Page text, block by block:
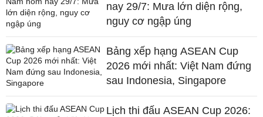
nay 29/7: Mưa lớn diện rộng,
nguy cơ ngập úng
Bảng xếp hạng ASEAN Cup
2026 mới nhất: Việt Nam đứng
sau Indonesia, Singapore
Lịch thi đấu ASEAN Cup 2026: